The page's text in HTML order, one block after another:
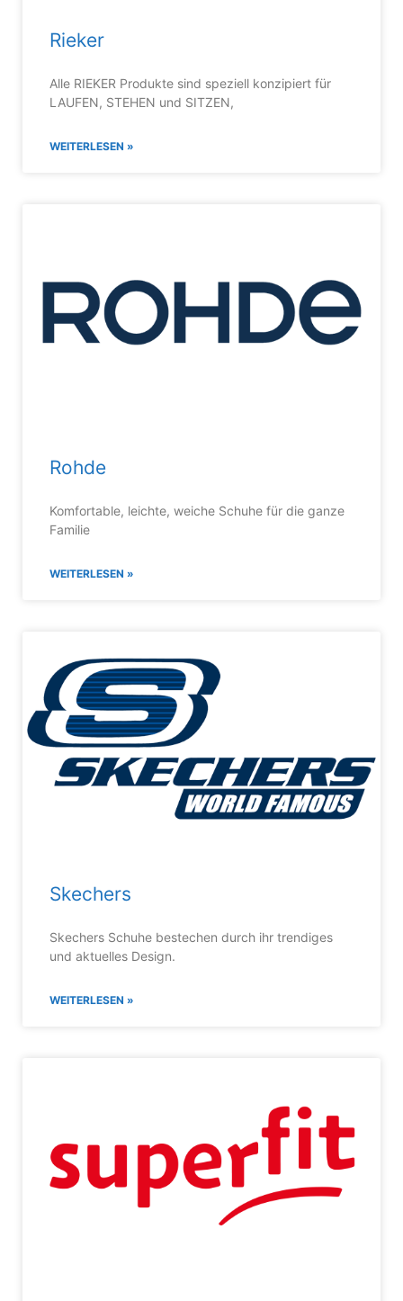
Rieker
Alle RIEKER Produkte sind speziell konzipiert für
LAUFEN, STEHEN und SITZEN,
WEITERLESEN »
Rohde
Komfortable, leichte, weiche Schuhe für die ganze
Familie
WEITERLESEN »
Skechers
Skechers Schuhe bestechen durch ihr trendiges
und aktuelles Design.
WEITERLESEN »